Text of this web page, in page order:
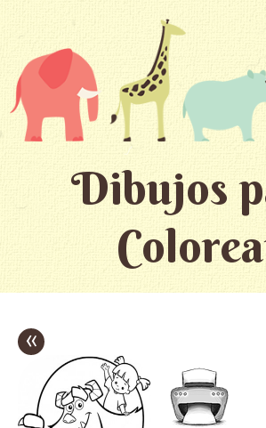
Dibujos
«